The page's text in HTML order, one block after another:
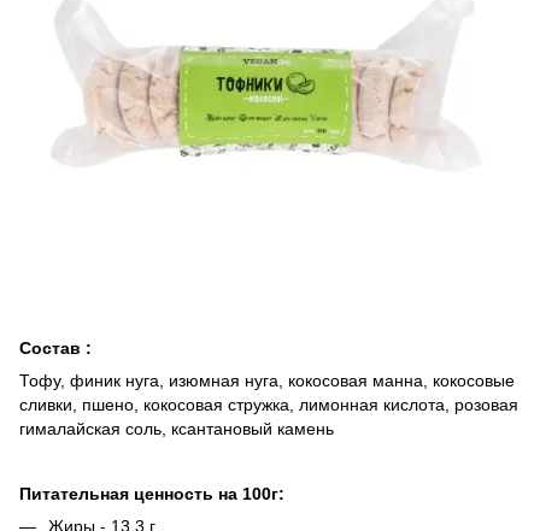
Состав :
Тофу, финик нуга, изюмная нуга, кокосовая манна, кокосовые
сливки, пшено, кокосовая стружка, лимонная кислота, розовая
гималайская соль, ксантановый камень
Питательная ценность на 100г:
Жиры - 13,3 г.